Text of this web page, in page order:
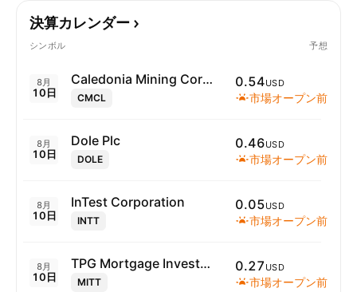
決算カレンダー
シンボル 予想
8月
10日
Caledonia Mining Corporation PLC
CMCL
0.54USD
市場オープン前
8月
10日
Dole Plc
DOLE
0.46USD
市場オープン前
8月
10日
InTest Corporation
INTT
0.05USD
市場オープン前
8月
10日
TPG Mortgage Investment Trust, Inc.
MITT
0.27 USD
市場オープン前